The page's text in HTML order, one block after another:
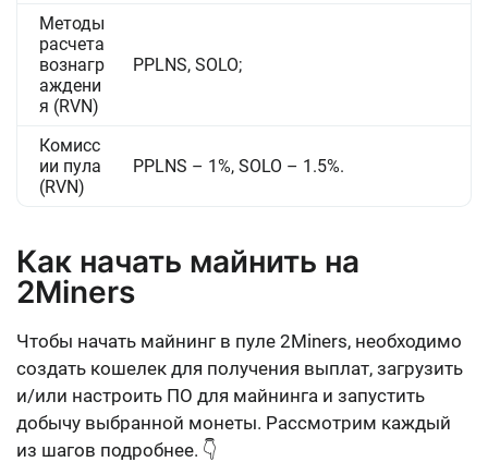
Методы
расчета
вознагр
аждени
я (RVN)
PPLNS, SOLO;
Комисс
ии пула
(RVN)
PPLNS – 1%, SOLO – 1.5%.
Как начать майнить на
2Miners
Чтобы начать майнинг в пуле 2Miners, необходимо
создать кошелек для получения выплат, загрузить
и/или настроить ПО для майнинга и запустить
добычу выбранной монеты. Рассмотрим каждый
из шагов подробнее. 👇